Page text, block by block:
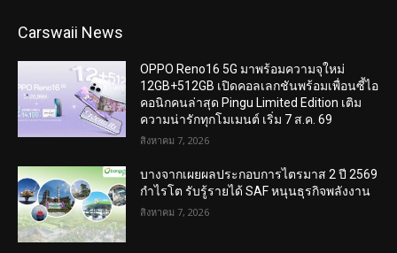
Carswaii News
OPPO Reno16 5G มาพร้อมความจุใหม่
12GB+512GB เปิดคอลเลกชันพร้อมเพื่อนซี้ไอ
คอนิกคนล่าสุด Pingu Limited Edition เติม
ความน่ารักทุกโมเมนต์ เริ่ม 7 ส.ค. 69
สิงหาคม 7, 2026
บางจากเผยผลประกอบการไตรมาส 2 ปี 2569
กำไรโต รับรู้รายได้ SAF หนุนธุรกิจพลังงาน
สิงหาคม 7, 2026